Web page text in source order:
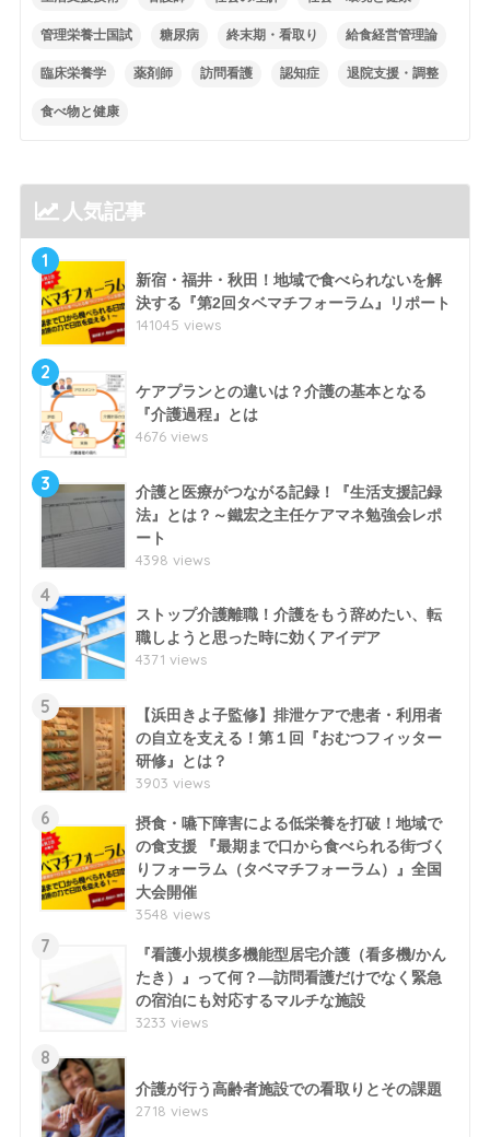
管理栄養士国試 糖尿病 終末期・看取り 給食経営管理論
臨床栄養学 薬剤師 訪問看護 認知症 退院支援・調整
食べ物と健康
人気記事
1
新宿・福井・秋田！地域で食べられないを解
決する『第2回タベマチフォーラム』リポート
141045 views
2
ケアプランとの違いは？介護の基本となる
『介護過程』とは
4676 views
3
介護と医療がつながる記録！『生活支援記録
法』とは？～鐵宏之主任ケアマネ勉強会レポ
ート
4398 views
4
ストップ介護離職！介護をもう辞めたい、転
職しようと思った時に効くアイデア
4371 views
5
【浜田きよ子監修】排泄ケアで患者・利用者
の自立を支える！第１回『おむつフィッター
研修』とは？
3903 views
6
摂食・嚥下障害による低栄養を打破！地域で
の食支援 『最期まで口から食べられる街づく
りフォーラム（タベマチフォーラム）』全国
大会開催
3548 views
7
『看護小規模多機能型居宅介護（看多機/かん
たき）』って何？―訪問看護だけでなく緊急
の宿泊にも対応するマルチな施設
3233 views
8
介護が行う高齢者施設での看取りとその課題
2718 views